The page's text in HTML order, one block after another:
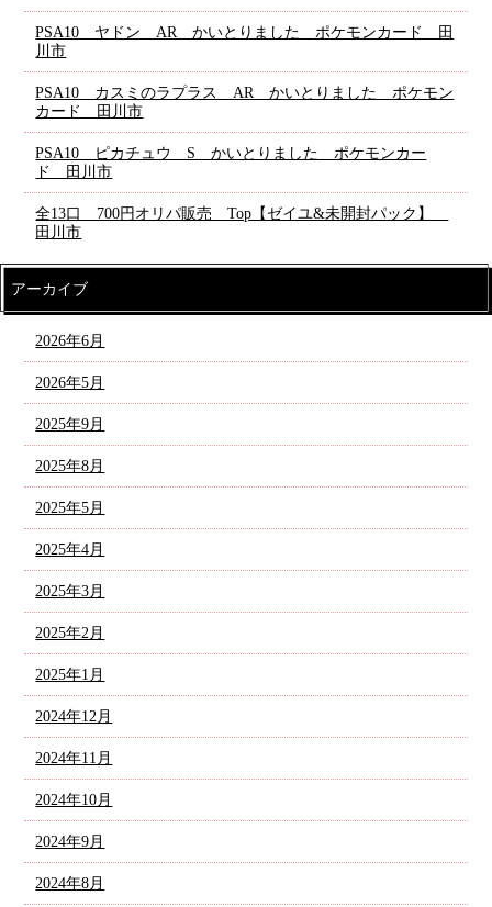
PSA10 ヤドン AR かいとりました ポケモンカード 田
川市
PSA10 カスミのラプラス AR かいとりました ポケモン
カード 田川市
PSA10 ピカチュウ S かいとりました ポケモンカー
ド 田川市
全13口 700円オリパ販売 Top【ゼイユ&未開封パック】
田川市
アーカイブ
2026年6月
2026年5月
2025年9月
2025年8月
2025年5月
2025年4月
2025年3月
2025年2月
2025年1月
2024年12月
2024年11月
2024年10月
2024年9月
2024年8月